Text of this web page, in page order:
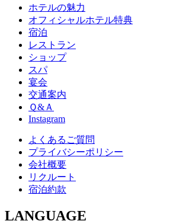
ホテルの魅力
オフィシャルホテル特典
宿泊
レストラン
ショップ
スパ
宴会
交通案内
Ｑ&Ａ
Instagram
よくあるご質問
プライバシーポリシー
会社概要
リクルート
宿泊約款
LANGUAGE